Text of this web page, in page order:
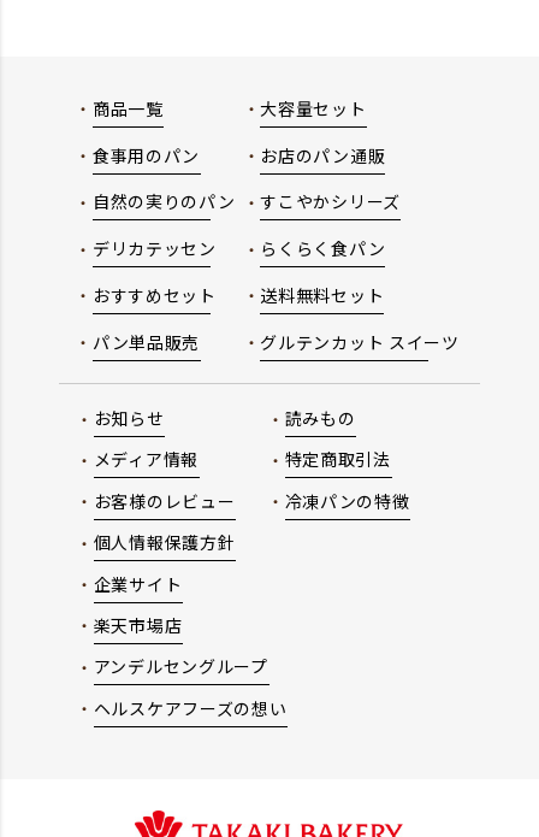
商品一覧
食事用のパン
自然の実りのパン
デリカテッセン
おすすめセット
パン単品販売
大容量セット
お店のパン通販
すこやかシリーズ
らくらく食パン
送料無料セット
グルテンカット スイーツ
お知らせ
メディア情報
お客様のレビュー
個人情報保護方針
読みもの
特定商取引法
冷凍パンの特徴
企業サイト
楽天市場店
アンデルセングループ
ヘルスケアフーズの想い